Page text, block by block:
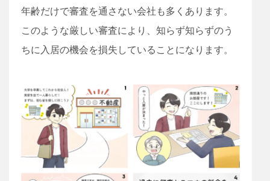
年齢だけで審査を通さない会社も多くあります。
このような厳しい審査により、知らず知らずのう
ちに入居の機会を損失していることになります。